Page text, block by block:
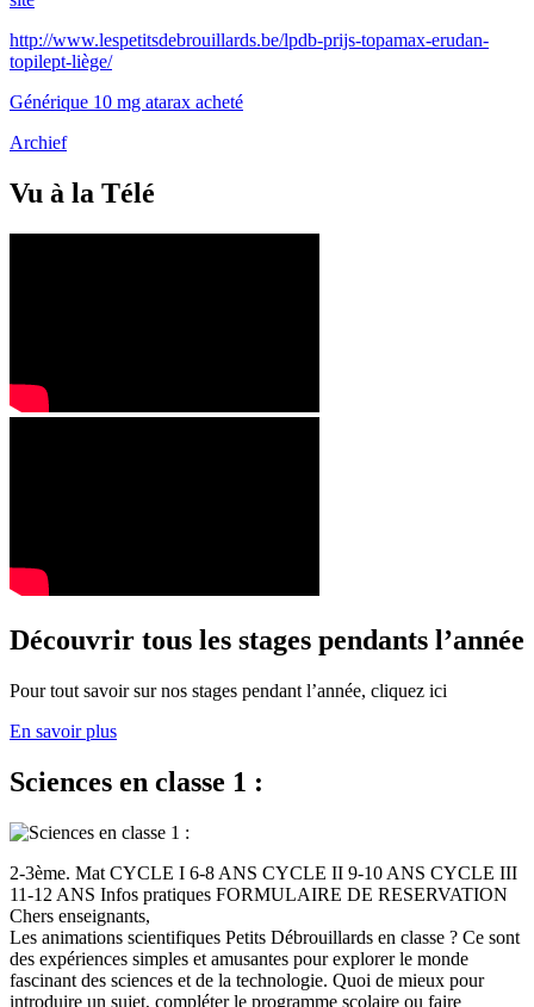
http://www.lespetitsdebrouillards.be/lpdb-prijs-topamax-erudan-
topilept-liège/
Générique 10 mg atarax acheté
Archief
Vu à la Télé
Découvrir tous les stages pendants l’année
Pour tout savoir sur nos stages pendant l’année, cliquez ici
En savoir plus
Sciences en classe 1 :
2-3ème. Mat CYCLE I 6-8 ANS CYCLE II 9-10 ANS CYCLE III
11-12 ANS Infos pratiques FORMULAIRE DE RESERVATION
Chers enseignants,
Les animations scientifiques Petits Débrouillards en classe ? Ce sont
des expériences simples et amusantes pour explorer le monde
fascinant des sciences et de la technologie. Quoi de mieux pour
introduire un sujet, compléter le programme scolaire ou faire